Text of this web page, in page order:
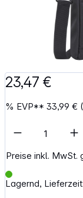
23,47 €
% EVP**33,99 €
Preise inkl. MwSt.
Lagernd,
Artikel